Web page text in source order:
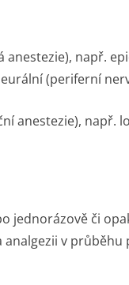
anestezie), např.
(periferní
anestezie), např.
jednorázově či
v průběhu